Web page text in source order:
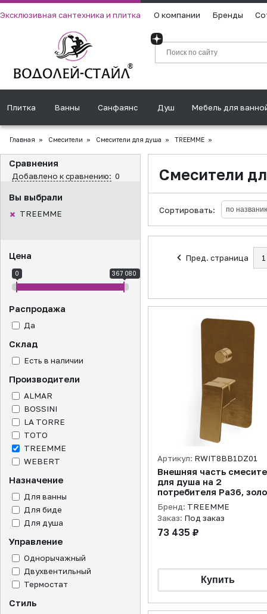
Эксклюзивная сантехника и плитка О компании Бренды
Плитка Ванны Санфаянс Душ Мебель для
Главная » Смесители » Смесители для душа » TREEMME »
Сравнения
Добавлено к сравнению: 0
Вы выбрали
TREEMME
Цена
0 367 080
Распродажа
Да
Склад
Есть в наличии
Производители
ALMAR
BOSSINI
LA TORRE
TOTO
TREEMME
WEBERT
Назначение
Для ванны
Для биде
Для душа
Управление
Однорычажный
Двухвентильный
Термостат
Стиль
Смесители
Сортировать:
Пред. страница 1
Артикул: RWIT8BB1DZ01
Внешняя часть
для душа на 2
потребителя Pa36,
брашированное
Бренд: TREEMME
Заказ: Под заказ
73 435 ₽